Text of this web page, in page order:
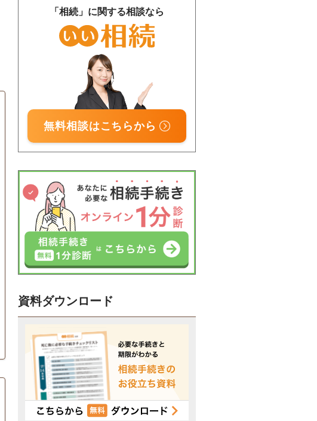
受付時間 平日9:00–19:00 / 土日祝9:00–18:00
「相続」に関する相談なら
無料相談はこちらから
資料ダウンロード